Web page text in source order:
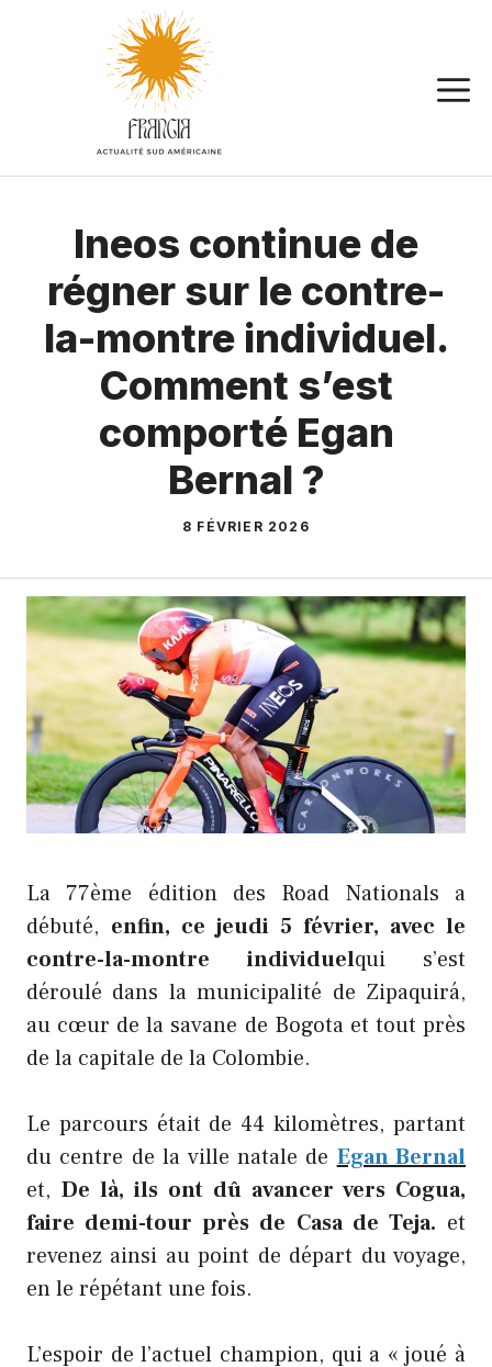
Ineos continue de
régner sur le contre-
la-montre individuel.
Comment s’est
comporté Egan
Bernal ?
8 FÉVRIER 2026
La 77ème édition des Road Nationals a
débuté, enfin, ce jeudi 5 février, avec le
contre-la-montre individuelqui s’est
déroulé dans la municipalité de Zipaquirá,
au cœur de la savane de Bogota et tout près
de la capitale de la Colombie.
Le parcours était de 44 kilomètres, partant
du centre de la ville natale de Egan Bernal
et, De là, ils ont dû avancer vers Cogua,
faire demi-tour près de Casa de Teja. et
revenez ainsi au point de départ du voyage,
en le répétant une fois.
L’espoir de l’actuel champion, qui a « joué à